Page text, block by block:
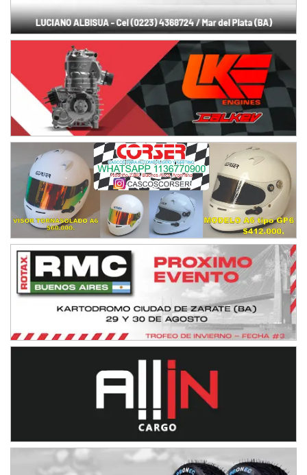
Humboldt (Santa Fe)
NORESTE SANTAFESINO - F6
Ciudad de Avellaneda (Asfalto)
Avellaneda (Santa Fe)
SUR SANTAFESINO - F4
José Samuel Sánchez (Tierra)
Rufino (Santa Fe)
TUCUMANO - F5
Juan Navarro (Asfalto)
El Timbó (Tucumán)